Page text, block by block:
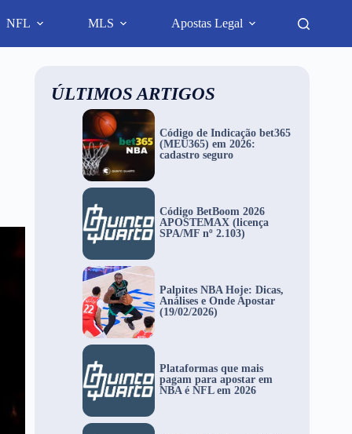
NFL MLS Apostas Legal
ÚLTIMOS ARTIGOS
Código de Indicação bet365
(MEU365) em 2026:
cadastro seguro
Código BetBoom 2026
APOSTEMAX (licença
SPA/MF nº 2.103)
Palpites NBA Hoje: Dicas,
Análises e Onde Apostar
(19/02/2026)
Plataformas que mais
pagam para apostar em
NBA é NFL em 2026